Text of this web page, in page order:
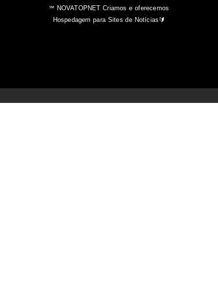
℠ NOVATOPNET Criamos e oferecemos
Hospedagem para Sites de Notícias🔰